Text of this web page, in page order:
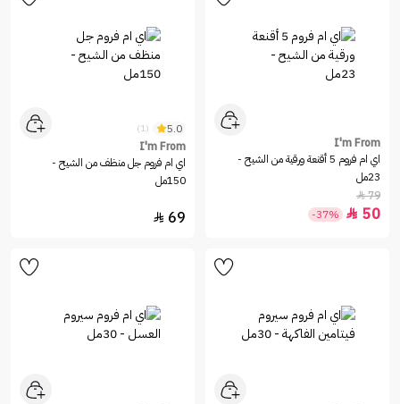
I'm From
اي ام فروم 5 أقنعة ورقية من الشيح -
23مل
79

50

-37%
5.0
(1)
I'm From
اي ام فروم جل منظف من الشيح -
150مل
69
